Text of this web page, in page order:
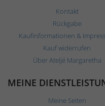
Kontakt
Rückgabe
Kaufinformationen &
Kauf widerrufen
Über Ateljé Margaretha
MEINE
Meine Seiten